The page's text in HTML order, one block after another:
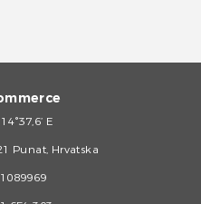
E
Punat, Hrvatska